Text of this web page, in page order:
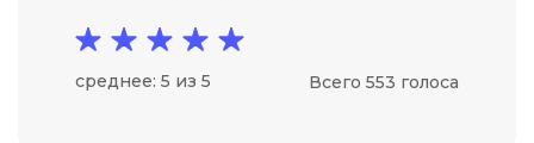
среднее: 5 из 5 Всего 553 голоса